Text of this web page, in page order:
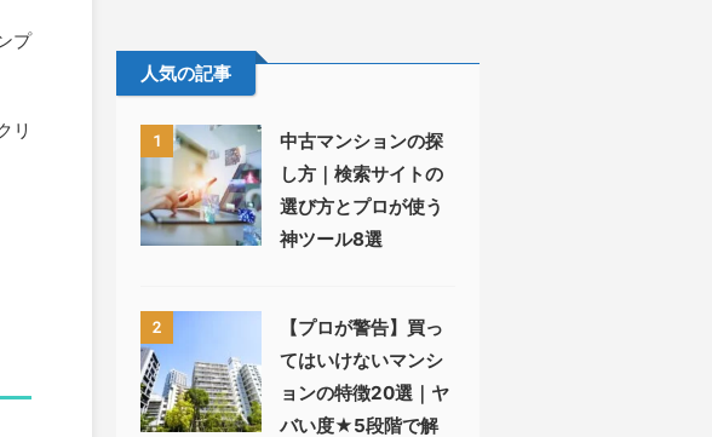
プ
リ
人気の記事
1
中古マンションの探
し方｜検索サイトの
選び方とプロが使う
神ツール8選
2
【プロが警告】買っ
てはいけないマンシ
ョンの特徴20選｜ヤ
バい度★5段階で解